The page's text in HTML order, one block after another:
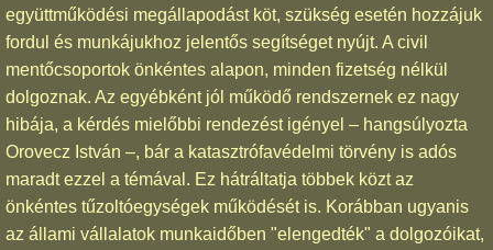
együttműködési megállapodást köt, szükség esetén hozzájuk
fordul és munkájukhoz jelentős segítséget nyújt. A civil
mentőcsoportok önkéntes alapon, minden fizetség nélkül
dolgoznak. Az egyébként jól működő rendszernek ez nagy
hibája, a kérdés mielőbbi rendezést igényel – hangsúlyozta
Orovecz István –, bár a katasztrófavédelmi törvény is adós
maradt ezzel a témával. Ez hátráltatja többek közt az
önkéntes tűzoltóegységek működését is. Korábban ugyanis
az állami vállalatok munkaidőben "elengedték" a dolgozóikat,